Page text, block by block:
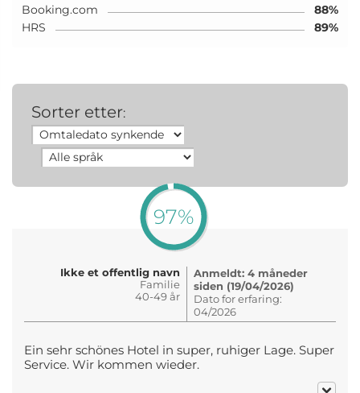
Booking.com
88%
HRS
89%
Sorter etter:
97%
Ikke et offentlig navn
Familie
40-49 år
Anmeldt: 4 måneder
siden (19/04/2026)
Dato for erfaring:
04/2026
Ein sehr schönes Hotel in super, ruhiger Lage. Super
Service. Wir kommen wieder.